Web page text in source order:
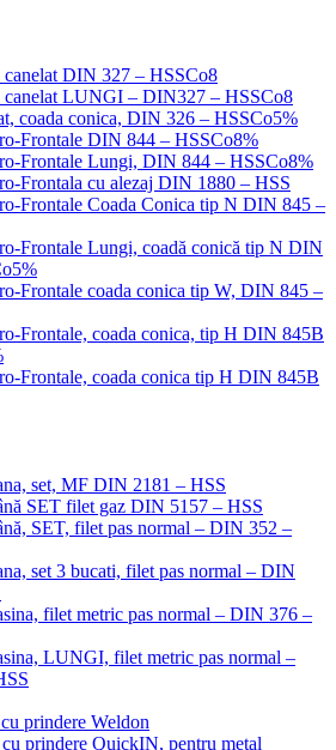
canelat DIN 327 – HSSCo8
canelat LUNGI – DIN327 – HSSCo8
coada conica, DIN 326 – HSSCo5%
Frontale DIN 844 – HSSCo8%
Frontale Lungi, DIN 844 – HSSCo8%
Frontala cu alezaj DIN 1880 – HSS
Frontale Coada Conica tip N DIN 845 –
Frontale Lungi, coadă conică tip N DIN
Frontale coada conica tip W, DIN 845 –
Frontale, coada conica, tip H DIN 845B
Frontale, coada conica tip H DIN 845B
set, MF DIN 2181 – HSS
SET filet gaz DIN 5157 – HSS
SET, filet pas normal – DIN 352 –
set 3 bucati, filet pas normal – DIN
filet metric pas normal – DIN 376 –
LUNGI, filet metric pas normal –
prindere Weldon
prindere QuickIN, pentru metal